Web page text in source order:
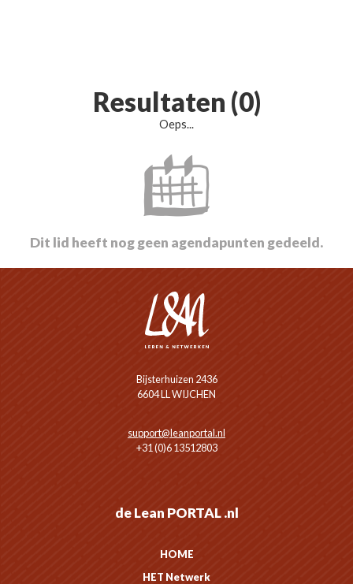
Resultaten (0)
Oeps...
Dit lid heeft nog geen agendapunten gedeeld.
Bijsterhuizen 2436
6604 LL WIJCHEN
support@leanportal.nl
+31 (0)6 13512803
de Lean PORTAL .nl
HOME
HET Netwerk